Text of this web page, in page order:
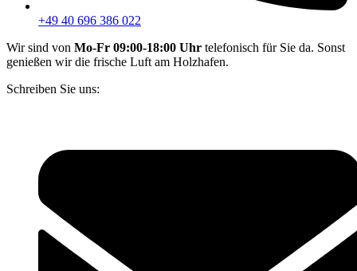
+49 40 696 386 022
Wir sind von Mo-Fr 09:00-18:00 Uhr telefonisch für Sie da. Sonst
genießen wir die frische Luft am Holzhafen.
Schreiben Sie uns: